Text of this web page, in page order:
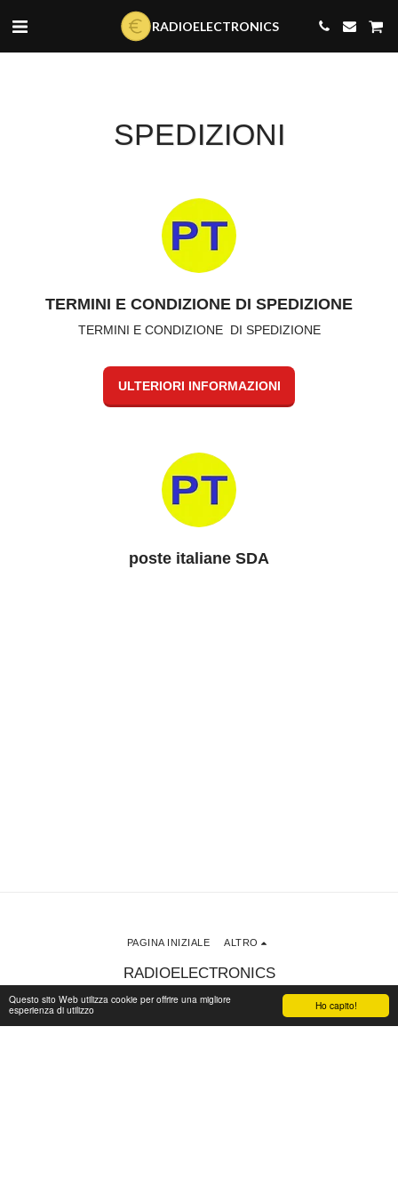
Ho capito!
Questo sito Web utilizza cookie per offrire una migliore
esperienza di utilizzo
Data Key 3gradioelectronics: dk_BEmxNgAQrpLKnSUgXNlQ
RADIOELECTRONICS
SPEDIZIONI
TERMINI E CONDIZIONE DI SPEDIZIONE
TERMINI E CONDIZIONE  DI SPEDIZIONE
ULTERIORI INFORMAZIONI
poste italiane SDA
RADIOELECTRONICS
PAGINA INIZIALE ALTRO